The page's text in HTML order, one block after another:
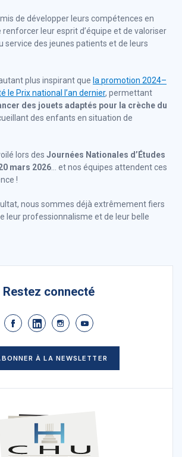
de développer leurs compétences en
leur esprit d’équipe et de valoriser
service des jeunes patients et de leurs
plus inspirant que la promotion 2024–
le Prix national l’an dernier, permettant
des jouets adaptés pour la crèche du
des enfants en situation de
lors des Journées Nationales d’Études
mars 2026… et nos équipes attendent ces
!
nous sommes déjà extrêmement fiers
leur professionnalisme et de leur belle
Restez connecté
À LA NEWSLETTER